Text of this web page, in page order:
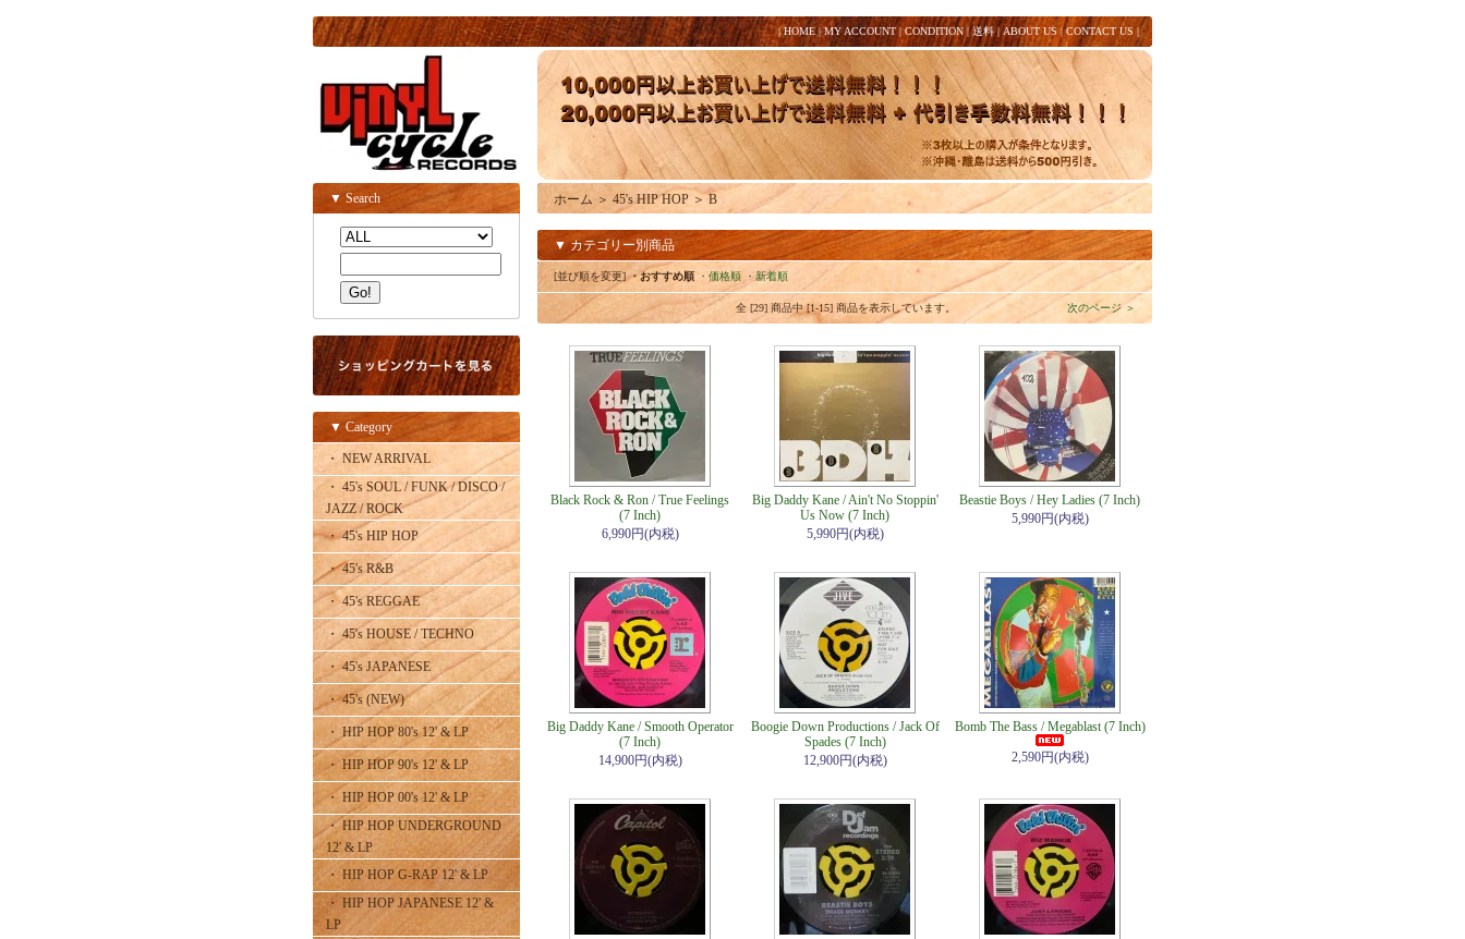
|HOME|MY ACCOUNT |CONDITION |送料| ABOUT US |CONTACT US |
▼ Search
▼ Category
・ NEW ARRIVAL
・ 45's SOUL / FUNK / DISCO /
JAZZ / ROCK
・ 45's HIP HOP
・ 45's R&B
・ 45's REGGAE
・ 45's HOUSE / TECHNO
・ 45's JAPANESE
・ 45's (NEW)
・ HIP HOP 80's 12' & LP
・ HIP HOP 90's 12' & LP
・ HIP HOP 00's 12' & LP
・ HIP HOP UNDERGROUND
12' & LP
・ HIP HOP G-RAP 12' & LP
・ HIP HOP JAPANESE 12' &
LP
ホーム ＞ 45's HIP HOP ＞ B
▼ カテゴリー別商品
[並び順を変更]・おすすめ順 ・価格順 ・新着順
全 [29] 商品中 [1-15] 商品を表示しています。 次のページ ＞
Black Rock & Ron / True Feelings
(7 Inch)
6,990円(内税)
Big Daddy Kane / Ain't No Stoppin'
Us Now (7 Inch)
5,990円(内税)
Beastie Boys / Hey Ladies (7 Inch)
5,990円(内税)
Big Daddy Kane / Smooth Operator
(7 Inch)
14,900円(内税)
Boogie Down Productions / Jack Of
Spades (7 Inch)
12,900円(内税)
Bomb The Bass / Megablast (7 Inch)
2,590円(内税)